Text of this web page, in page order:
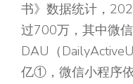
书》数据统计，
过700万，其中微
DAU（
亿①，微信小程序